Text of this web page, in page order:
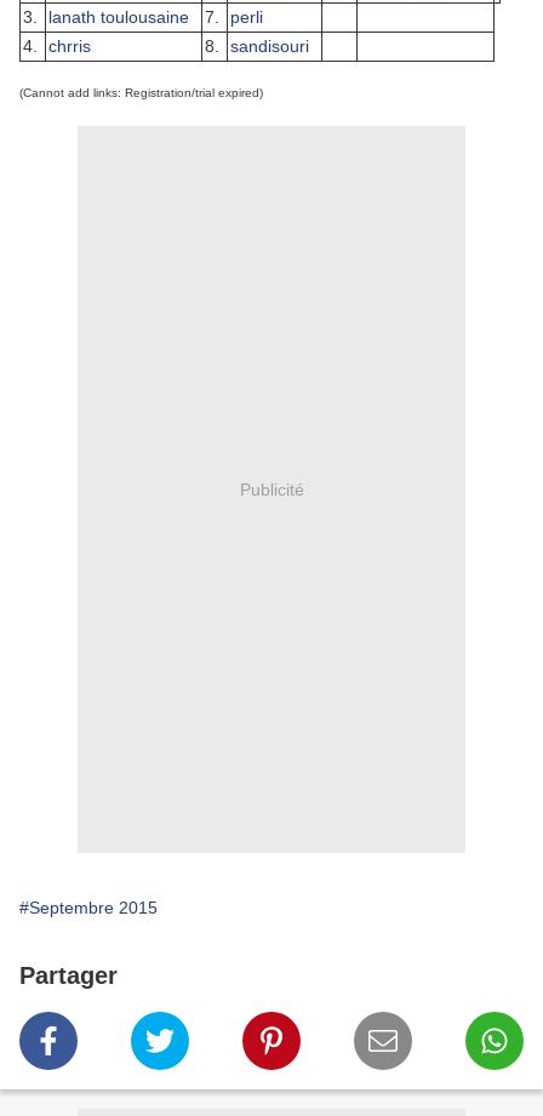
3.
lanath toulousaine 7.
perli
4.
chrris 8. sandisouri
(Cannot add links: Registration/trial expired)
Publicité
#Septembre 2015
Partager